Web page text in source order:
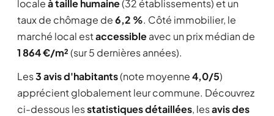
localeà taille humaine(32 établissements) et un
taux de chômage de6,2 %. Côté immobilier, le
marché local estaccessibleavec un prix médian de
1 864 €/m²(sur 5 dernières années).
Les3 avis d'habitants(note moyenne4,0/5)
apprécient globalement leur commune. Découvrez
ci-dessous lesstatistiques détaillées, lesavis des